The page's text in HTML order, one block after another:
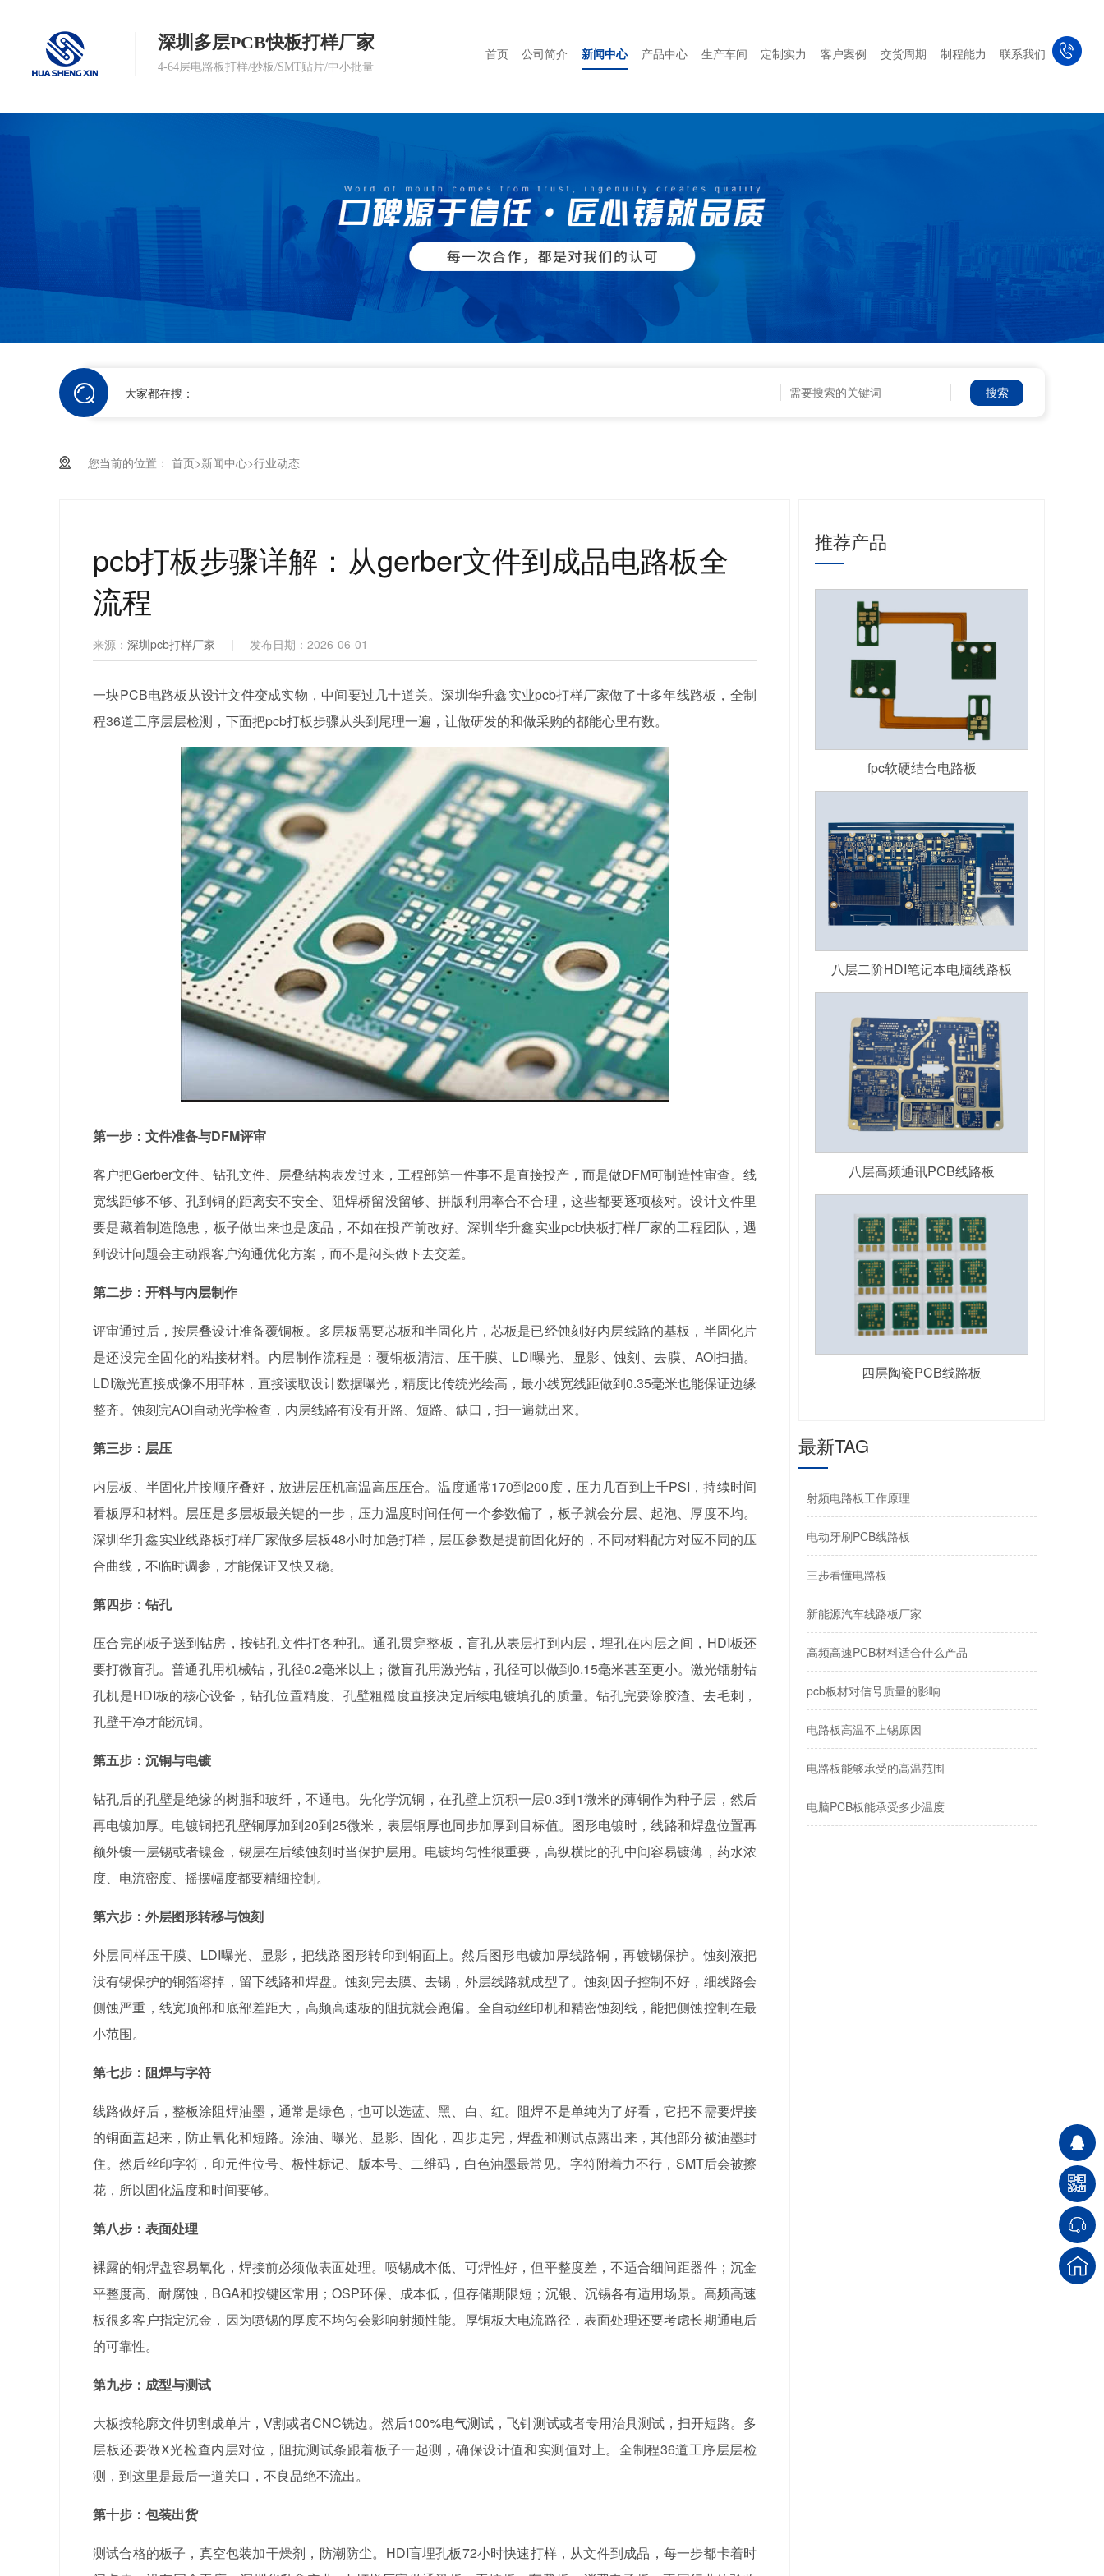
深圳多层PCB快板打样厂家
4-64层电路板打样/抄板/SMT贴片/中小批量
首页 公司简介 新闻中心 产品中心 生产车间 定制实力 客户案例 交货周期 制程能力 联系我们
大家都在搜：
您当前的位置： 首页>新闻中心>行业动态
pcb打板步骤详解：从gerber文件到成品电路板全
流程
来源： 深圳pcb打样厂家 | 发布日期：2026-06-01
一块PCB电路板从设计文件变成实物，中间要过几十道关。深圳华升鑫实业pcb打样厂家做了十多年线路板，全制
程36道工序层层检测，下面把pcb打板步骤从头到尾理一遍，让做研发的和做采购的都能心里有数。
第一步：文件准备与DFM评审
客户把Gerber文件、钻孔文件、层叠结构表发过来，工程部第一件事不是直接投产，而是做DFM可制造性审查。线
宽线距够不够、孔到铜的距离安不安全、阻焊桥留没留够、拼版利用率合不合理，这些都要逐项核对。设计文件里
要是藏着制造隐患，板子做出来也是废品，不如在投产前改好。深圳华升鑫实业pcb快板打样厂家的工程团队，遇
到设计问题会主动跟客户沟通优化方案，而不是闷头做下去交差。
第二步：开料与内层制作
评审通过后，按层叠设计准备覆铜板。多层板需要芯板和半固化片，芯板是已经蚀刻好内层线路的基板，半固化片
是还没完全固化的粘接材料。内层制作流程是：覆铜板清洁、压干膜、LDI曝光、显影、蚀刻、去膜、AOI扫描。
LDI激光直接成像不用菲林，直接读取设计数据曝光，精度比传统光绘高，最小线宽线距做到0.35毫米也能保证边缘
整齐。蚀刻完AOI自动光学检查，内层线路有没有开路、短路、缺口，扫一遍就出来。
第三步：层压
内层板、半固化片按顺序叠好，放进层压机高温高压压合。温度通常170到200度，压力几百到上千PSI，持续时间
看板厚和材料。层压是多层板最关键的一步，压力温度时间任何一个参数偏了，板子就会分层、起泡、厚度不均。
深圳华升鑫实业线路板打样厂家做多层板48小时加急打样，层压参数是提前固化好的，不同材料配方对应不同的压
合曲线，不临时调参，才能保证又快又稳。
第四步：钻孔
压合完的板子送到钻房，按钻孔文件打各种孔。通孔贯穿整板，盲孔从表层打到内层，埋孔在内层之间，HDI板还
要打微盲孔。普通孔用机械钻，孔径0.2毫米以上；微盲孔用激光钻，孔径可以做到0.15毫米甚至更小。激光镭射钻
孔机是HDI板的核心设备，钻孔位置精度、孔壁粗糙度直接决定后续电镀填孔的质量。钻孔完要除胶渣、去毛刺，
孔壁干净才能沉铜。
第五步：沉铜与电镀
钻孔后的孔壁是绝缘的树脂和玻纤，不通电。先化学沉铜，在孔壁上沉积一层0.3到1微米的薄铜作为种子层，然后
再电镀加厚。电镀铜把孔壁铜厚加到20到25微米，表层铜厚也同步加厚到目标值。图形电镀时，线路和焊盘位置再
额外镀一层锡或者镍金，锡层在后续蚀刻时当保护层用。电镀均匀性很重要，高纵横比的孔中间容易镀薄，药水浓
度、电流密度、摇摆幅度都要精细控制。
第六步：外层图形转移与蚀刻
外层同样压干膜、LDI曝光、显影，把线路图形转印到铜面上。然后图形电镀加厚线路铜，再镀锡保护。蚀刻液把
没有锡保护的铜箔溶掉，留下线路和焊盘。蚀刻完去膜、去锡，外层线路就成型了。蚀刻因子控制不好，细线路会
侧蚀严重，线宽顶部和底部差距大，高频高速板的阻抗就会跑偏。全自动丝印机和精密蚀刻线，能把侧蚀控制在最
小范围。
第七步：阻焊与字符
线路做好后，整板涂阻焊油墨，通常是绿色，也可以选蓝、黑、白、红。阻焊不是单纯为了好看，它把不需要焊接
的铜面盖起来，防止氧化和短路。涂油、曝光、显影、固化，四步走完，焊盘和测试点露出来，其他部分被油墨封
住。然后丝印字符，印元件位号、极性标记、版本号、二维码，白色油墨最常见。字符附着力不行，SMT后会被擦
花，所以固化温度和时间要够。
第八步：表面处理
裸露的铜焊盘容易氧化，焊接前必须做表面处理。喷锡成本低、可焊性好，但平整度差，不适合细间距器件；沉金
平整度高、耐腐蚀，BGA和按键区常用；OSP环保、成本低，但存储期限短；沉银、沉锡各有适用场景。高频高速
板很多客户指定沉金，因为喷锡的厚度不均匀会影响射频性能。厚铜板大电流路径，表面处理还要考虑长期通电后
的可靠性。
第九步：成型与测试
大板按轮廓文件切割成单片，V割或者CNC铣边。然后100%电气测试，飞针测试或者专用治具测试，扫开短路。多
层板还要做X光检查内层对位，阻抗测试条跟着板子一起测，确保设计值和实测值对上。全制程36道工序层层检
测，到这里是最后一道关口，不良品绝不流出。
第十步：包装出货
测试合格的板子，真空包装加干燥剂，防潮防尘。HDI盲埋孔板72小时快速打样，从文件到成品，每一步都卡着时
推荐产品
fpc软硬结合电路板
八层二阶HDI笔记本电脑线路板
八层高频通讯PCB线路板
四层陶瓷PCB线路板
最新TAG
射频电路板工作原理
电动牙刷PCB线路板
三步看懂电路板
新能源汽车线路板厂家
高频高速PCB材料适合什么产品
pcb板材对信号质量的影响
电路板高温不上锡原因
电路板能够承受的高温范围
电脑PCB板能承受多少温度